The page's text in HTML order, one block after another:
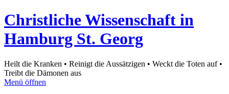
Christliche Wissenschaft in
Hamburg St. Georg
Heilt die Kranken • Reinigt die Aussätzigen • Weckt die Toten auf •
Treibt die Dämonen aus
Menü öffnen